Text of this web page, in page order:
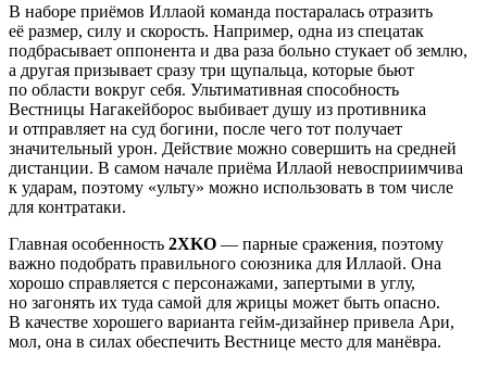
В наборе приёмов Иллаой команда постаралась отразить
её размер, силу и скорость. Например, одна из спецатак
подбрасывает оппонента и два раза больно стукает об землю,
а другая призывает сразу три щупальца, которые бьют
по области вокруг себя. Ультимативная способность
Вестницы Нагакейборос выбивает душу из противника
и отправляет на суд богини, после чего тот получает
значительный урон. Действие можно совершить на средней
дистанции. В самом начале приёма Иллаой невосприимчива
к ударам, поэтому «ульту» можно использовать в том числе
для контратаки.
Главная особенность 2XKO — парные сражения, поэтому
важно подобрать правильного союзника для Иллаой. Она
хорошо справляется с персонажами, запертыми в углу,
но загонять их туда самой для жрицы может быть опасно.
В качестве хорошего варианта гейм-дизайнер привела Ари,
мол, она в силах обеспечить Вестнице место для манёвра.